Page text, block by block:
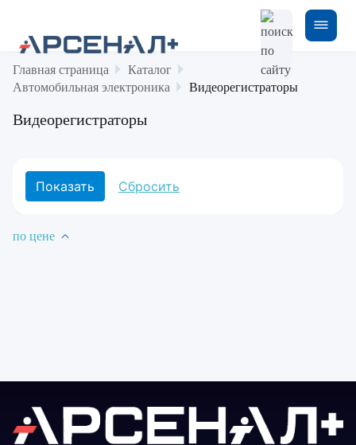
Главная страница
Каталог
Автомобильная электроника
Видеорегистраторы
Видеорегистраторы
по цене